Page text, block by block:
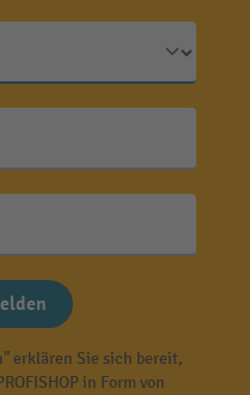
erklären Sie sich bereit,
in Form von